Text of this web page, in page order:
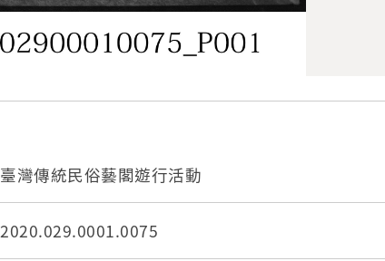
臺灣傳統民俗藝閣遊行活動
2020.029.0001.0075